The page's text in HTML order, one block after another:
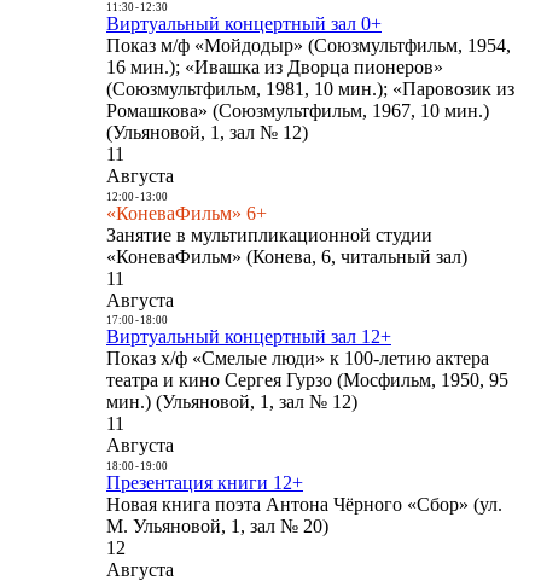
11:30- 12:30
Виртуальный концертный зал 0+
Показ м/ф «Мойдодыр» (Союзмультфильм, 1954,
16 мин.); «Ивашка из Дворца пионеров»
(Союзмультфильм, 1981, 10 мин.); «Паровозик из
Ромашкова» (Союзмультфильм, 1967, 10 мин.)
(Ульяновой, 1, зал № 12)
11
Августа
12:00- 13:00
«КоневаФильм» 6+
Занятие в мультипликационной студии
«КоневаФильм» (Конева, 6, читальный зал)
11
Августа
17:00- 18:00
Виртуальный концертный зал 12+
Показ х/ф «Смелые люди» к 100-летию актера
театра и кино Сергея Гурзо (Мосфильм, 1950, 95
мин.) (Ульяновой, 1, зал № 12)
11
Августа
18:00- 19:00
Презентация книги 12+
Новая книга поэта Антона Чёрного «Сбор» (ул.
М. Ульяновой, 1, зал № 20)
12
Августа